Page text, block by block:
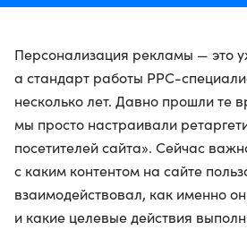
Персонализация рекламы — это
а стандарт работы PPC-
несколько лет. Давно прошли те
мы просто настраивали
посетителей сайта». Сейчас
с каким контентом на сайте
взаимодействовал, как именно
и какие целевые действия